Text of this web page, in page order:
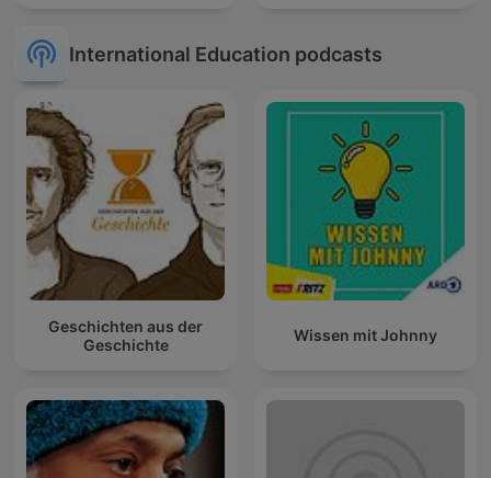
International Education podcasts
Geschichten aus der
Geschichte
Wissen mit Johnny